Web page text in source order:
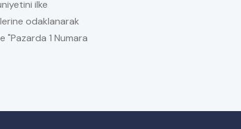
ilke
odaklanarak
"Pazarda 1 Numara